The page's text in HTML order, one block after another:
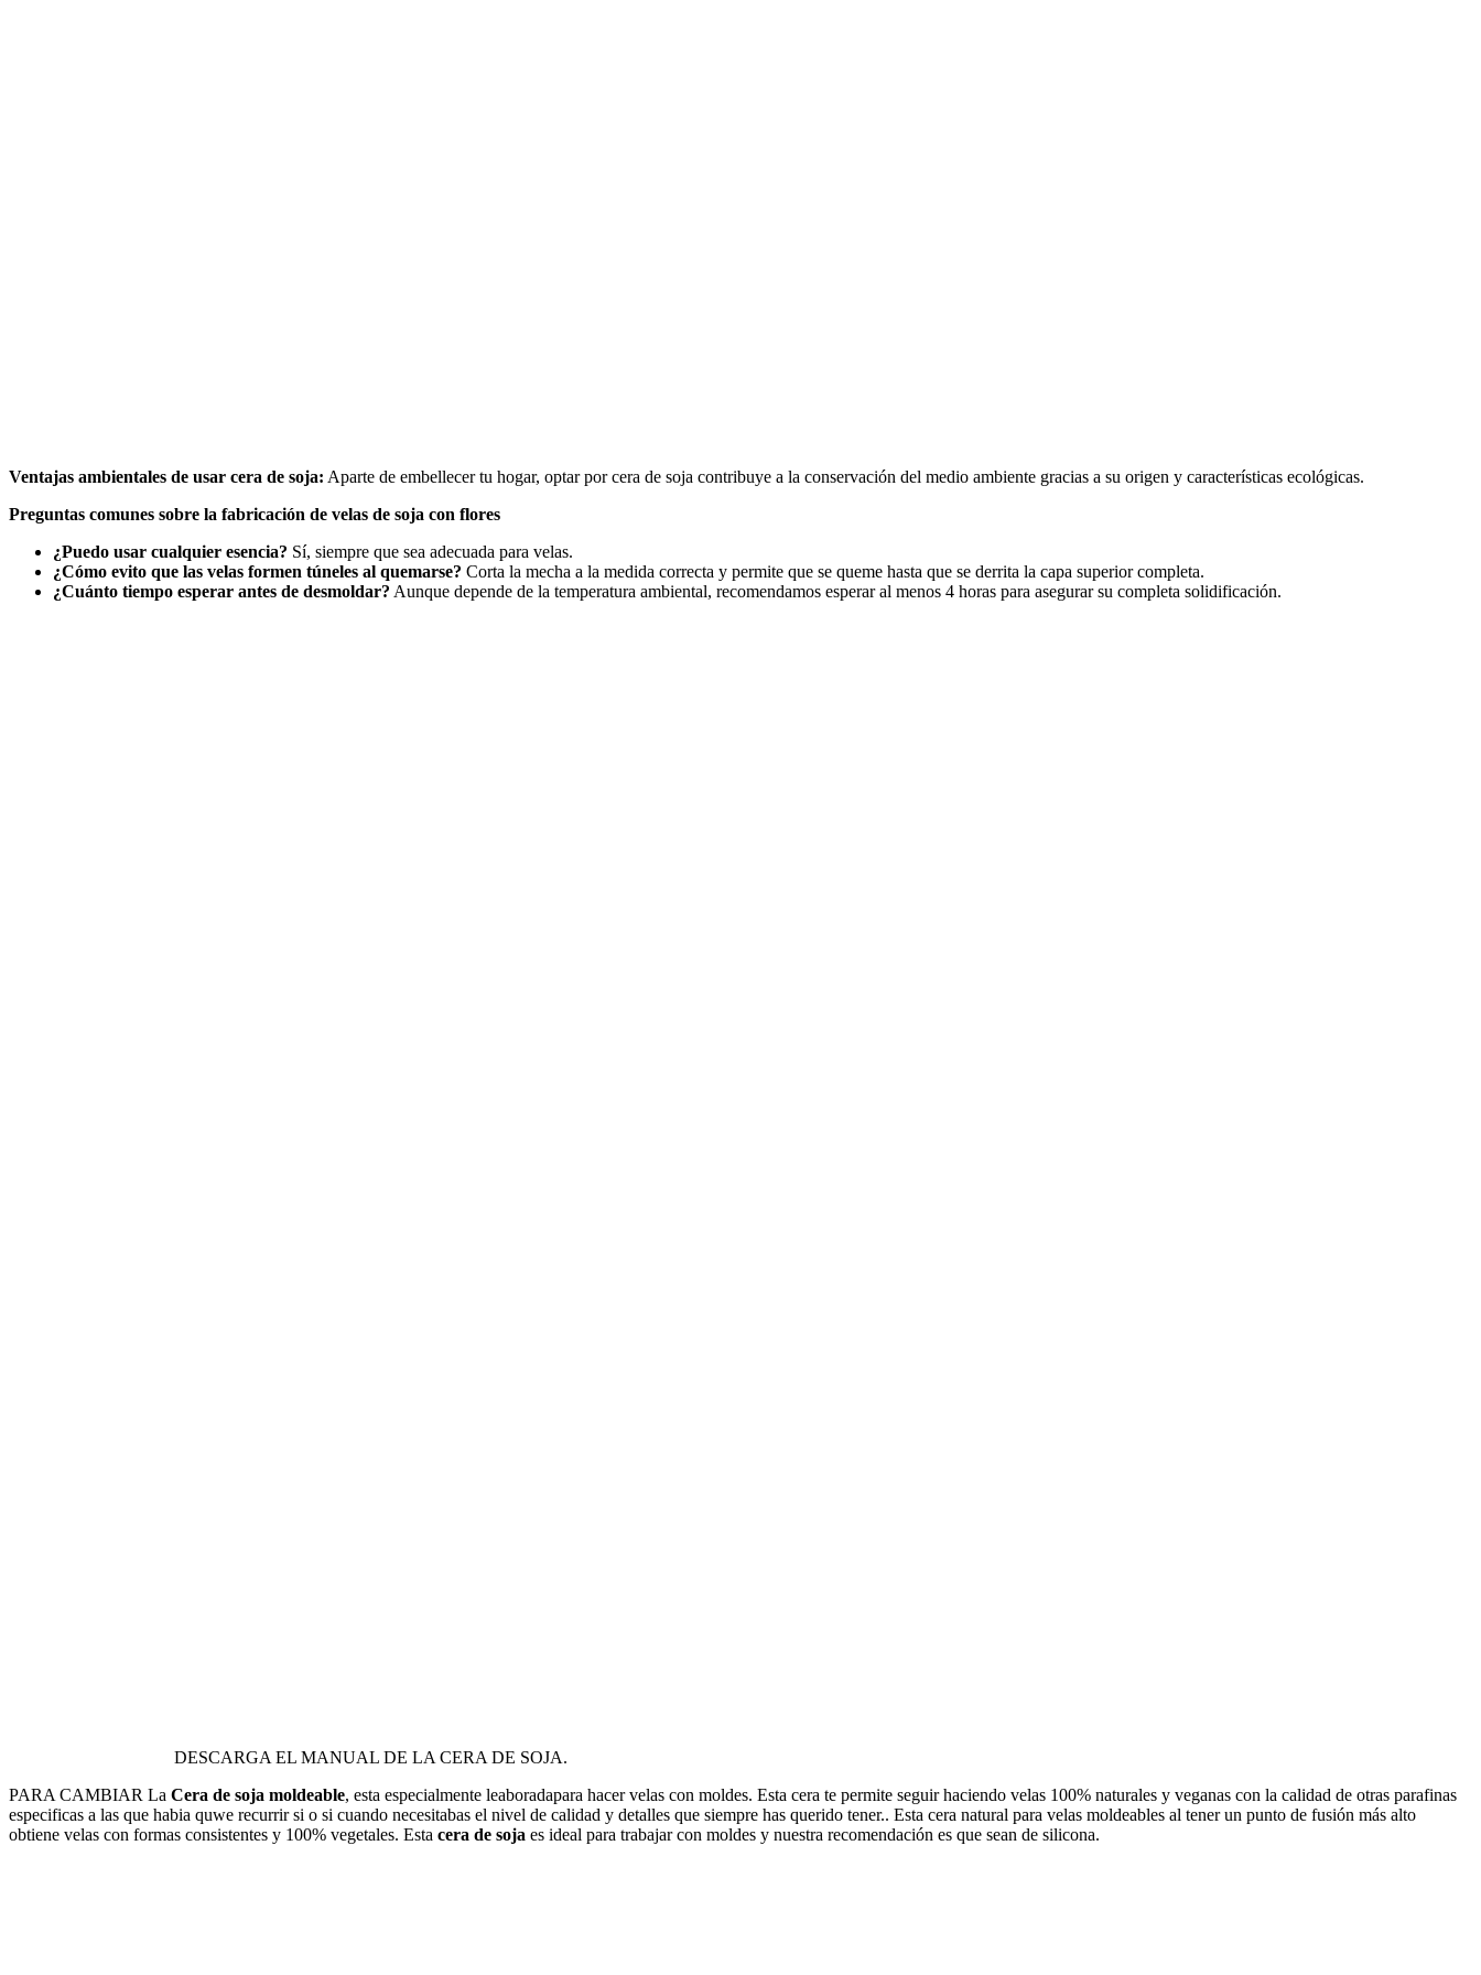
Ventajas ambientales de usar cera de soja: Aparte de embellecer tu hogar, optar por cera de soja contribuye a la conservación del medio ambiente gracias a su origen y características ecológicas.
Preguntas comunes sobre la fabricación de velas de soja con flores
¿Puedo usar cualquier esencia? Sí, siempre que sea adecuada para velas.
¿Cómo evito que las velas formen túneles al quemarse? Corta la mecha a la medida correcta y permite que se queme hasta que se derrita la capa superior completa.
¿Cuánto tiempo esperar antes de desmoldar? Aunque depende de la temperatura ambiental, recomendamos esperar al menos 4 horas para asegurar su completa solidificación.
DESCARGA EL MANUAL DE LA CERA DE SOJA.
PARA CAMBIAR La Cera de soja moldeable, esta especialmente leaboradapara hacer velas con moldes. Esta cera te permite seguir haciendo velas 100% naturales y veganas con la calidad de otras parafinas
especificas a las que habia quwe recurrir si o si cuando necesitabas el nivel de calidad y detalles que siempre has querido tener.. Esta cera natural para velas moldeables al tener un punto de fusión más alto
obtiene velas con formas consistentes y 100% vegetales. Esta cera de soja es ideal para trabajar con moldes y nuestra recomendación es que sean de silicona.